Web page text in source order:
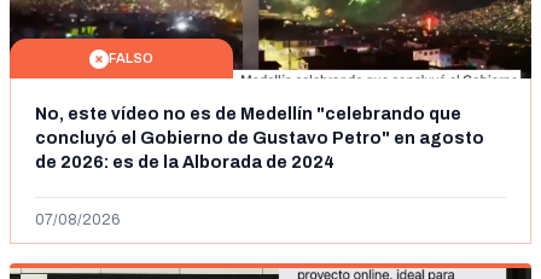
FALSO
No, este vídeo no es de Medellín "celebrando que
concluyó el Gobierno de Gustavo Petro" en agosto
de 2026: es de la Alborada de 2024
07/08/2026